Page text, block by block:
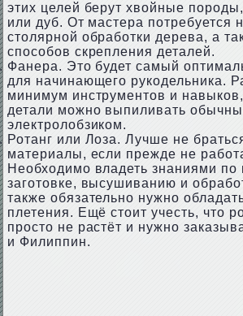
этих целей берут хвойные
или дуб. От мастера потребуется
столярной обработки дерева, а
способов скрепления деталей.
Фанера. Это будет самый
для начинающего рукодельника.
минимум инструментов и навыков,
детали можно выпиливать
электролобзиком.
Ротанг или Лоза. Лучше не
материалы, если прежде не
Необходимо владеть знаниями по
заготовке, высушиванию и
также обязательно нужно
плетения. Ещё стоит учесть, что
просто не растёт и нужно
и Филиппин.